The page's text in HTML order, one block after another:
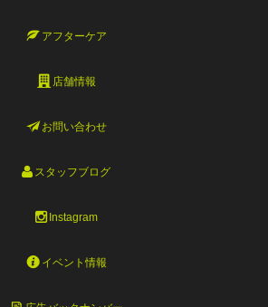
アフターケア
店舗情報
お問い合わせ
スタッフブログ
Instagram
イベント情報